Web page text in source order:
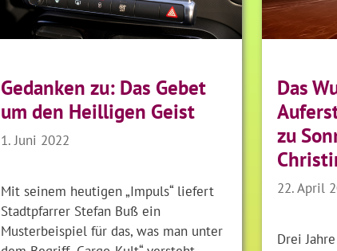
Gedanken zu: Das Gebet
um den Heilligen Geist
1. Juni 2022
Mit seinem heutigen „Impuls“ liefert
Stadtpfarrer Stefan Buß ein
Musterbeispiel für das, was man unter
Das
zu
22. April
Drei